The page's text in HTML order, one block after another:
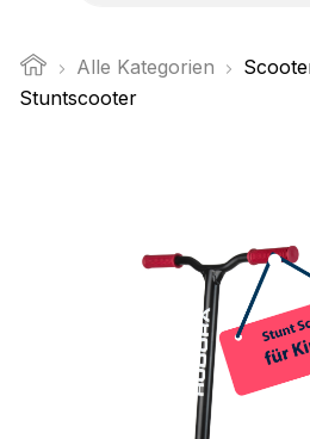
Alle Kategorien
Stuntscooter